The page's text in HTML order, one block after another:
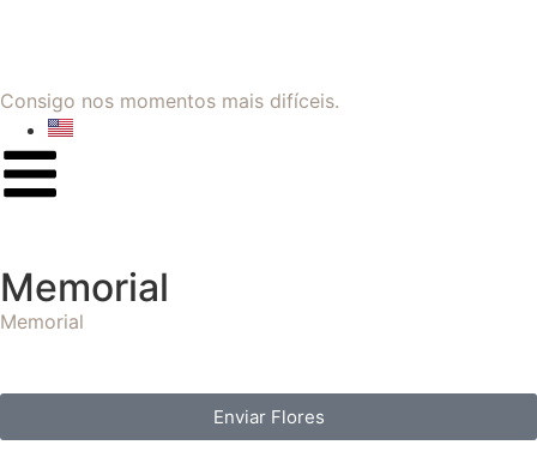
Consigo nos momentos mais difíceis.
Memorial
Memorial
Enviar Flores